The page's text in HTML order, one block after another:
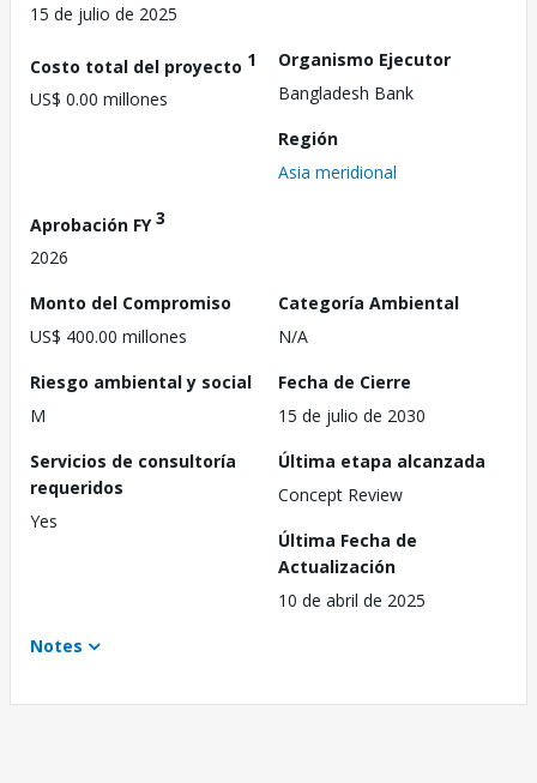
15 de julio de 2025
Costo total del proyecto 1
US$ 0.00 millones
Organismo Ejecutor
Bangladesh Bank
Región
Asia meridional
Aprobación FY3
2026
Monto del Compromiso
US$ 400.00 millones
Categoría Ambiental
N/A
Riesgo ambiental y social
M
Fecha de Cierre
15 de julio de 2030
Servicios de consultoría
requeridos
Yes
Última etapa alcanzada
Concept Review
Última Fecha de
Actualización
10 de abril de 2025
Notes